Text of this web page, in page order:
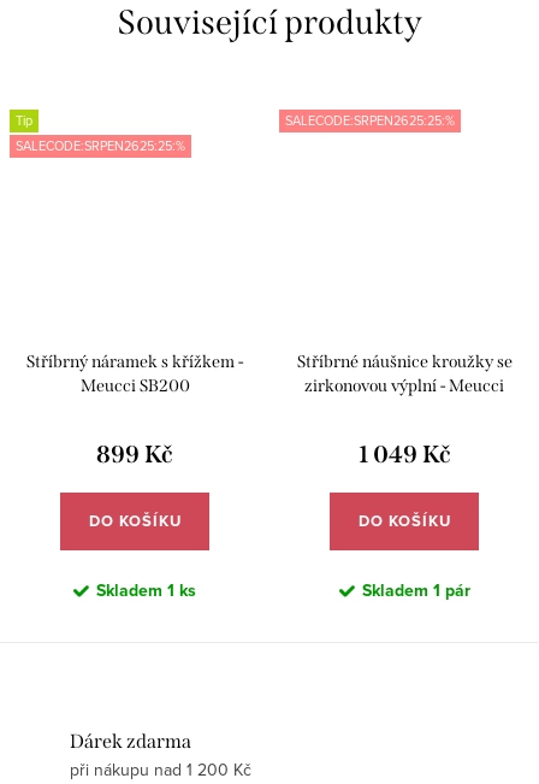
Související produkty
Tip
SALECODE:SRPEN2625:25:%
Stříbrný náramek s křížkem -
Meucci SB200
899 Kč
DO KOŠÍKU
Skladem 1 ks
SALECODE:SRPEN2625:25:%
Stříbrné náušnice kroužky se
zirkonovou výplní - Meucci
1 049 Kč
DO KOŠÍKU
Skladem 1 pár
Dárek zdarma
při nákupu nad 1 200 Kč